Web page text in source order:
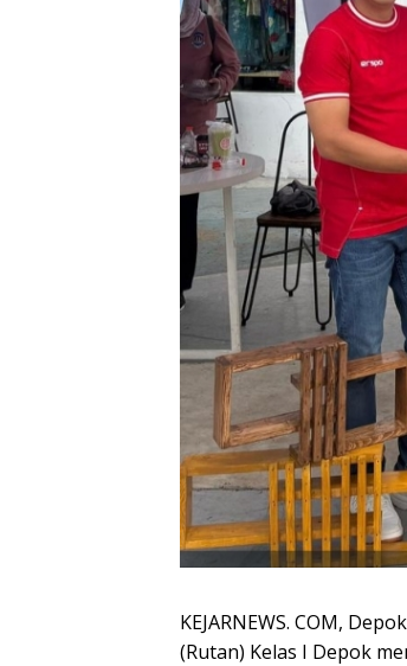
KEJARNEWS. COM,
(Rutan) Kelas I Depok